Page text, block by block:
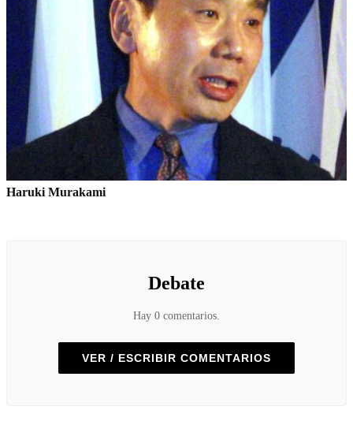
Haruki Murakami
Debate
Hay 0 comentarios.
VER / ESCRIBIR COMENTARIOS